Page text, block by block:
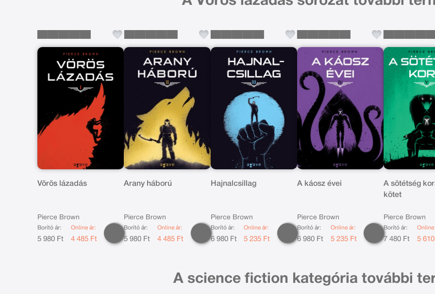
Vörös lázadás
Pierce Brown
Borító ár:
5 980 Ft
Online ár:
4 485 Ft
Arany háború
Pierce Brown
Borító ár:
5 980 Ft
Online ár:
4 485 Ft
Hajnalcsillag
Pierce Brown
Borító ár:
6 980 Ft
Online ár:
5 235 Ft
A káosz évei
Pierce Brown
Borító ár:
6 980 Ft
Online ár:
5 235 Ft
A sötétség
kötet
Pierce Brown
Borító ár:
7 480 Ft
Online
5
A science fiction kategória további